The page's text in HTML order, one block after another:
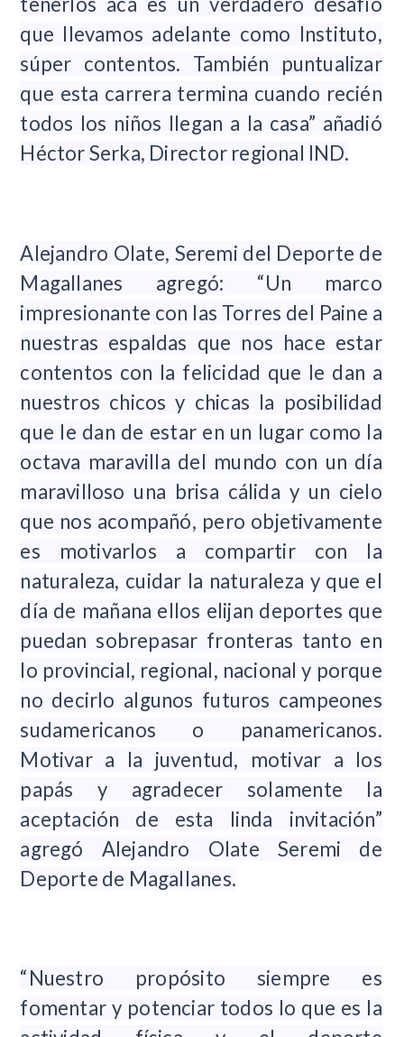
que llevamos adelante como Instituto,
súper contentos. También puntualizar
que esta carrera termina cuando recién
todos los niños llegan a la casa” añadió
Héctor Serka, Director regional IND.
Alejandro Olate, Seremi del Deporte de
Magallanes agregó: “Un marco
impresionante con las Torres del Paine a
nuestras espaldas que nos hace estar
contentos con la felicidad que le dan a
nuestros chicos y chicas la posibilidad
que le dan de estar en un lugar como la
octava maravilla del mundo con un día
maravilloso una brisa cálida y un cielo
que nos acompañó, pero objetivamente
es motivarlos a compartir con la
naturaleza, cuidar la naturaleza y que el
día de mañana ellos elijan deportes que
puedan sobrepasar fronteras tanto en
lo provincial, regional, nacional y porque
no decirlo algunos futuros campeones
sudamericanos o panamericanos.
Motivar a la juventud, motivar a los
papás y agradecer solamente la
aceptación de esta linda invitación”
agregó Alejandro Olate Seremi de
Deporte de Magallanes.
“Nuestro propósito siempre es
fomentar y potenciar todos lo que es la